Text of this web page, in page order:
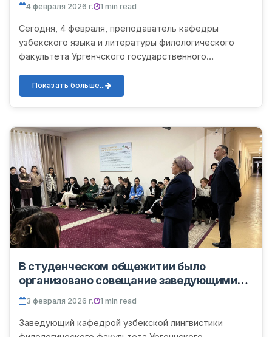
4 февраля 2026 г. 1 min read
Сегодня, 4 февраля, преподаватель кафедры
узбекского языка и литературы филологического
факультета Ургенчского государственного
Отамуратова Муйиба, посетила арен...
Показать больше...
В студенческом общежитии было
организовано совещание заведующими
кафедрами.
3 февраля 2026 г. 1 min read
Заведующий кафедрой узбекской лингвистики